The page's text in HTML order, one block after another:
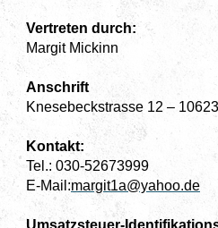
Vertreten durch:
Margit Mickinn
Anschrift
Knesebeckstrasse 12 –
Kontakt:
Tel.: 030-52673999
E-Mail:margit1a@yahoo.de
Umsatzsteuer-